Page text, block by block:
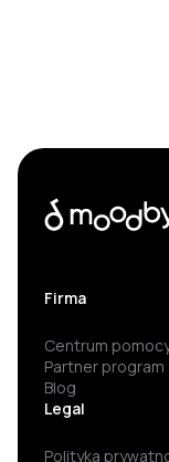
Firma
Centrum
Partner program
Blog
Legal
Polityka